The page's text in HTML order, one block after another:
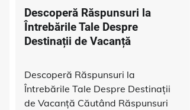
Descoperă Răspunsuri la
Întrebările Tale Despre
Destinații de Vacanță
Descoperă Răspunsuri la
Întrebările Tale Despre Destinații
de Vacanță Căutând Răspunsuri